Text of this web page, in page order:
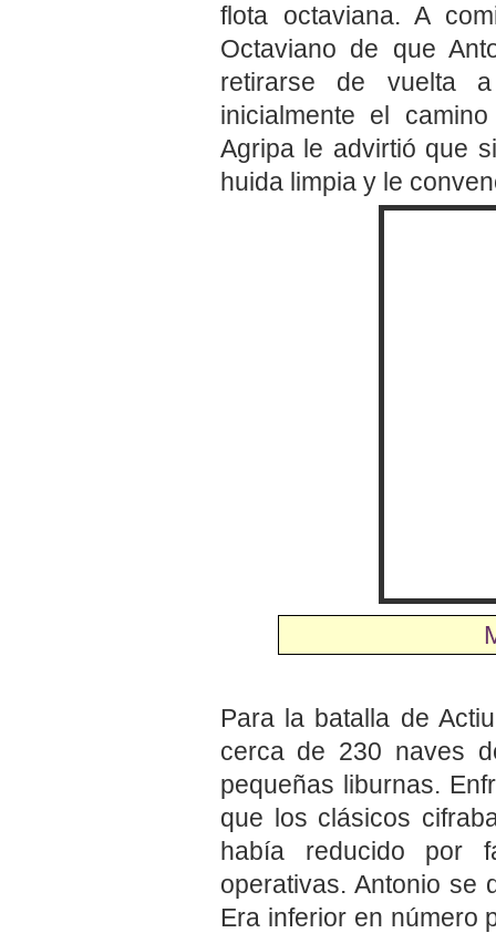
flota octaviana. A
Octaviano de que
retirarse de vuelta
inicialmente el
Agripa le advirtió que
huida limpia y le
Para la batalla de
cerca de 230 naves
pequeñas liburnas.
que los clásicos
había reducido por
operativas. Antonio se
Era inferior en número